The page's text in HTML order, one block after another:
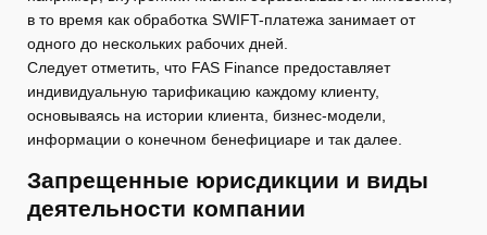
в то время как обработка SWIFT-платежа занимает от
одного до нескольких рабочих дней.
Следует отметить, что FAS Finance предоставляет
индивидуальную тарификацию каждому клиенту,
основываясь на истории клиента, бизнес-модели,
информации о конечном бенефициаре и так далее.
Запрещенные юрисдикции и виды
деятельности компании